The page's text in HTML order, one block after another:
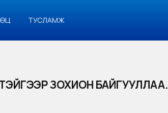
ТУСЛАМЖ
ЗОХИОН БАЙГУУЛЛАА.